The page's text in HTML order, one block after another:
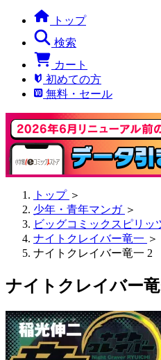
トップ
検索
カート
初めての方
無料・セール
トップ ＞
少年・青年マンガ ＞
ビッグコミックスピリッ
ナイトクレイバー竜一 ＞
ナイトクレイバー竜一 2
ナイトクレイバー